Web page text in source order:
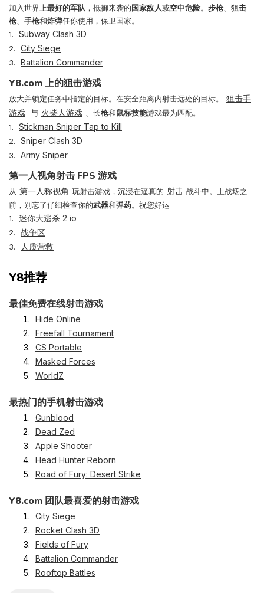
加入世界上最好的军队 ，抵御来袭的国家敌人或空中危险。 步枪
狙击
枪
手枪和炸弹任你使用，保卫国家。
1.
Subway Clash 3D
2. City Siege
3. Battalion Commander
Y8.com 上的狙击游戏
放大并锁定任务中指定的目标。在安全距离内射击远处的目标。
狙击手
游戏 与 火柴人游戏 、长枪和鼠标技能游戏最为匹配。
1.
Stickman Sniper Tap to Kill
2. Sniper Clash 3D
3. Army Sniper
第一人视角射击 FPS 游戏
从 第一人称视角 玩射击游戏，沉浸在逼真的 射击 战斗中。上战场之
前，别忘了仔细检查你的武器和弹药。祝您好运
1.
迷你大逃杀 2 io
2. 战争区
3. 人质营救
Y8推荐
最佳免费在线射击游戏
Hide Online
Freefall Tournament
CS Portable
Masked Forces
WorldZ
最热门的手机射击游戏
Gunblood
Dead Zed
Apple Shooter
Head Hunter Reborn
Road of Fury: Desert Strike
Y8.com 团队最喜爱的射击游戏
City Siege
Rocket Clash 3D
Fields of Fury
Battalion Commander
Rooftop Battles